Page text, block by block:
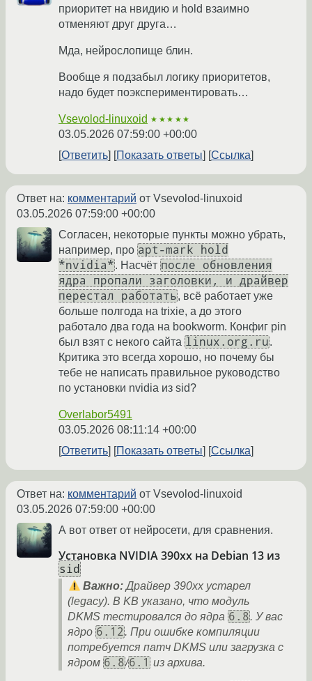
приоритет на нвидию и hold взаимно
отменяют друг друга…
Мда, нейрослопище блин.
Вообще я подзабыл логику приоритетов,
надо будет поэкспериментировать…
Vsevolod-linuxoid ★★★★★
03.05.2026 07:59:00 +00:00
Ответить
Показать ответы Ссылка
Ответ на: комментарий от Vsevolod-linuxoid
03.05.2026 07:59:00 +00:00
Согласен, некоторые пункты можно убрать,
например, про apt-mark hold
*nvidia*. Насчёт после обновления
ядра пропали заголовки, и драйвер
перестал работать, всё работает уже
больше полгода на trixie, а до этого
работало два года на bookworm. Конфиг pin
был взят с некого сайта linux.org.ru.
Критика это всегда хорошо, но почему бы
тебе не написать правильное руководство
по установки nvidia из sid?
Overlabor5491
03.05.2026 08:11:14 +00:00
Ответить
Показать ответы Ссылка
Ответ на: комментарий от Vsevolod-linuxoid
03.05.2026 07:59:00 +00:00
А вот ответ от нейросети, для сравнения.
Установка NVIDIA 390xx на Debian 13 из
sid
Важно:Драйвер 390xx устарел
(legacy). В KB указано, что модуль
DKMS тестировался до ядра 6.8. У вас
ядро 6.12. При ошибке компиляции
потребуется патч DKMS или загрузка с
ядром 6.8/6.1 из архива.